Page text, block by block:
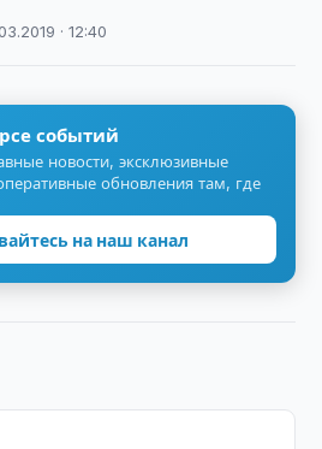
· 12:40
событий
новости, эксклюзивные
обновления там, где
на наш канал